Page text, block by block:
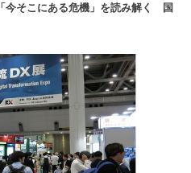
今そこにある危機」を読み解く 国